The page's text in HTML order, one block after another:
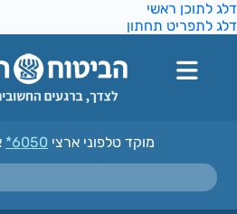
לתוכן ראשי
לתפריט תחתון
מוקד טלפוני ארצי*6050או